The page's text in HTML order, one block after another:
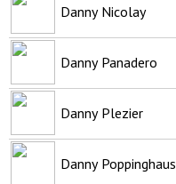
Danny Nicolay
Danny Panadero
Danny Plezier
Danny Poppinghaus